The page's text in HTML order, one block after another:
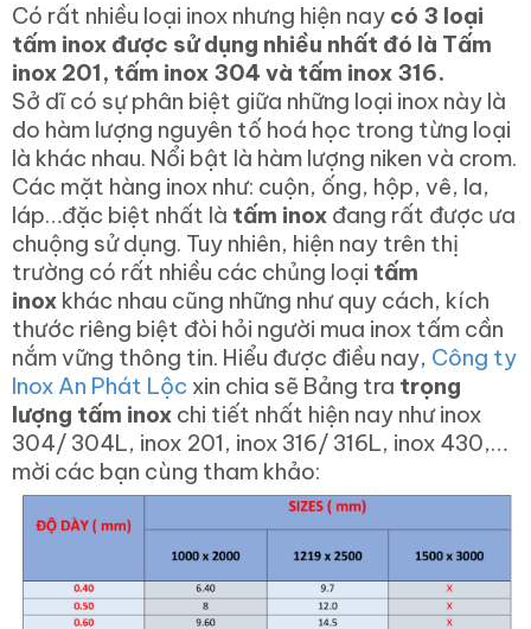
Có rất nhiều loại inox nhưng hiện nay có 3 loại
tấm inox được sử dụng nhiều nhất đó là Tấm
inox 201, tấm inox 304 và tấm inox 316.
Sở dĩ có sự phân biệt giữa những loại inox này là
do hàm lượng nguyên tố hoá học trong từng loại
là khác nhau. Nổi bật là hàm lượng niken và crom.
Các mặt hàng inox như: cuộn, ống, hộp, vê, la,
láp…đặc biệt nhất là tấm inox đang rất được ưa
chuộng sử dụng. Tuy nhiên, hiện nay trên thị
trường có rất nhiều các chủng loại tấm
inox khác nhau cũng những như quy cách, kích
thước riêng biệt đòi hỏi người mua inox tấm cần
nắm vững thông tin. Hiểu được điều nay, Công ty
Inox An Phát Lộc xin chia sẽ Bảng tra trọng
lượng tấm inox chi tiết nhất hiện nay như inox
304/ 304L, inox 201, inox 316/ 316L, inox 430,…
mời các bạn cùng tham khảo: